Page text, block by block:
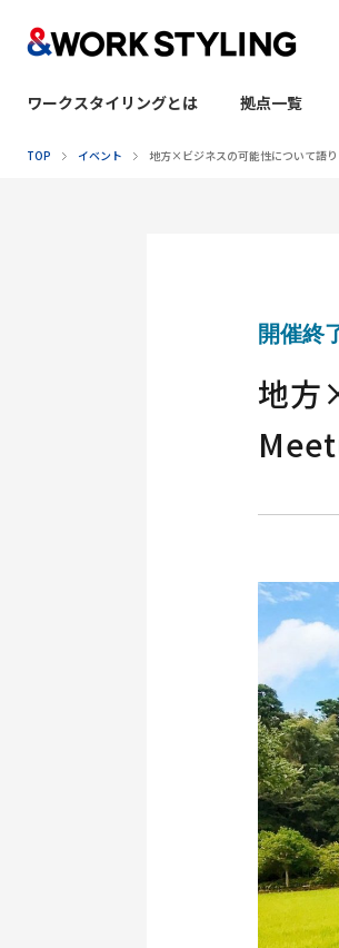
ワークスタイリングとは 拠点一覧
TOP イベント 地方×ビジネスの可能性について語
開催終
地方